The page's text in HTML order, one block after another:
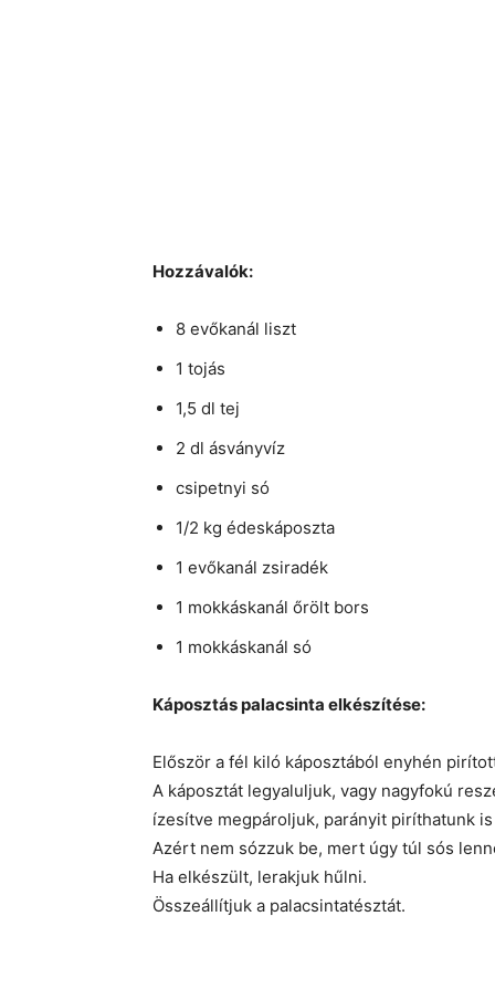
Hozzávalók:
8 evőkanál liszt
1 tojás
1,5 dl tej
2 dl ásványvíz
csipetnyi só
1/2 kg édeskáposzta
1 evőkanál zsiradék
1 mokkáskanál őrölt bors
1 mokkáskanál só
Káposztás palacsinta elkészítése:
Először a fél kiló káposztából enyhén
A káposztát legyaluljuk, vagy nagyfokú
ízesítve megpároljuk, parányit piríthatunk
Azért nem sózzuk be, mert úgy túl sós
Ha elkészült, lerakjuk hűlni.
Összeállítjuk a palacsintatésztát.